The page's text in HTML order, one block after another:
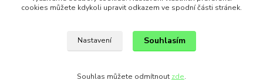
Patice dvoupólové
cookies můžete kdykoli upravit odkazem ve spodní části stránek.
Nastavení Souhlasím
Souhlas můžete odmítnout zde.